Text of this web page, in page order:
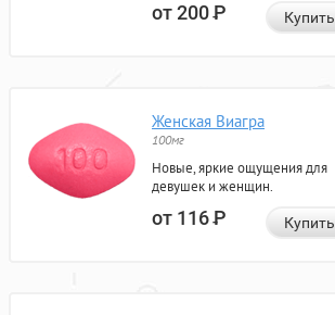
от 200Р Купить
Женская Виагра
100мг
Новые, яркие ощущения для
девушек и женщин.
от 116Р Купить